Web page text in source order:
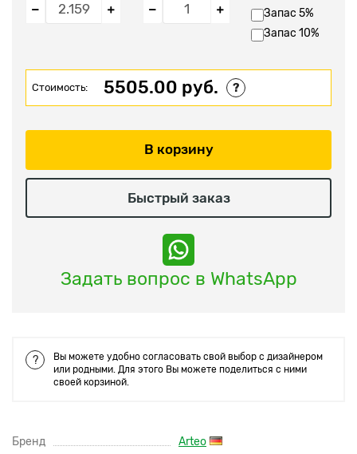
Бренд Arteo
Запас 5%
Запас 10%
Стоимость: 5505.00 руб. ?
В корзину
Быстрый заказ
Задать вопрос в WhatsApp
?
Вы можете удобно согласовать свой выбор с дизайнером
или родными. Для этого Вы можете поделиться с ними
своей корзиной.